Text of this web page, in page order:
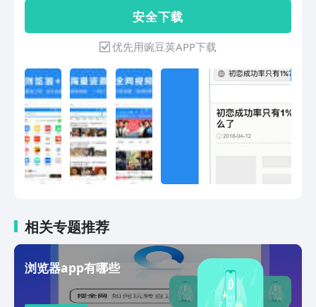
生、大事件跟踪报道。 3.保护您上网时
下载的私密图片、视频、小说等不被人窥
窃，无痕浏览。 4.安装包小省流量，极
速内核，保证信息不泄露，上网看图看片
必备。 5.热搜经典全都有，书评话题很
好找，精美排版献给你，保证看着顺眼。
安 全 下 载
优先用豌豆荚APP下载
相关专题推荐
浏览器app有哪些